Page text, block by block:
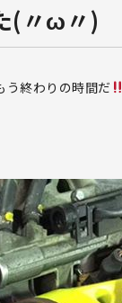
(〃ω〃)
う終わりの時間だ